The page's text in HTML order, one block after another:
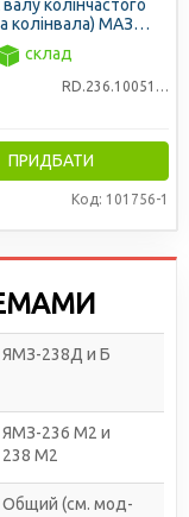
колінчастого
колінвала) МАЗ
пружиною 140х170-
склад
RD.236.1005160.
ПРИДБАТИ
Код: 101756-1
ЯМЗ-238Д и Б
ЯМЗ-236 М2 и
238 М2
Общий (см. мод-